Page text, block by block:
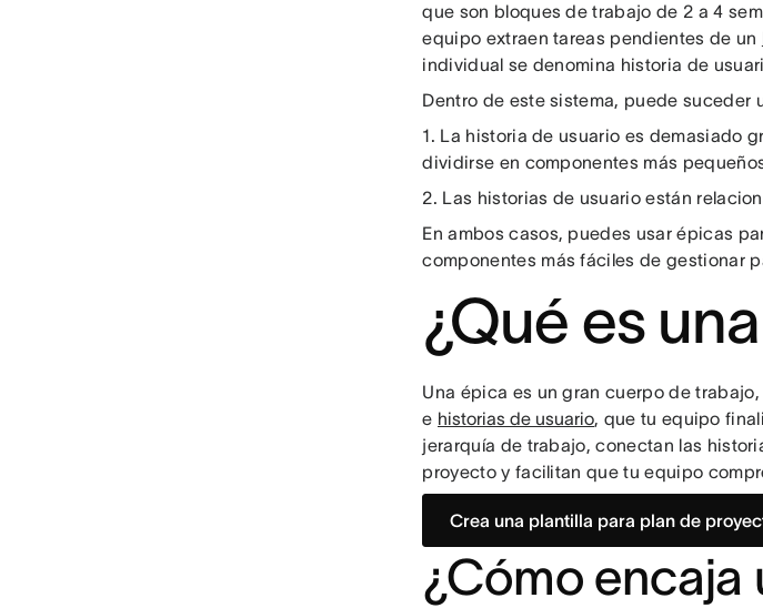
que son bloques de trabajo de 2 a 4
equipo extraen tareas pendientes de un
individual se denomina historia de
Dentro de este sistema, puede suceder
1. La historia de usuario es demasiado
dividirse en componentes más
2. Las historias de usuario están
En ambos casos, puedes usar épicas
componentes más fáciles de gestionar
¿Qué es
Una épica es un gran cuerpo de
e historias de usuario, que tu equipo
jerarquía de trabajo, conectan las
proyecto y facilitan que tu equipo
Crea una plantilla para plan de
¿Cómo encaja